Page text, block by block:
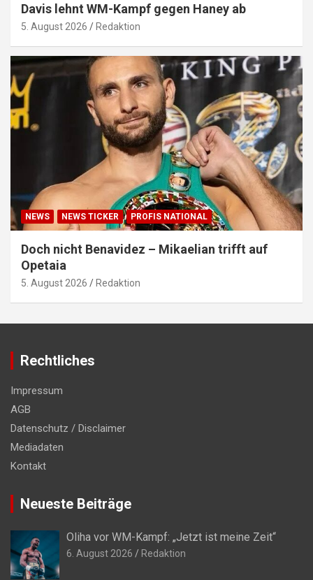
Davis lehnt WM-Kampf gegen Haney ab
5. August 2026 Redaktion
NEWS NEWS TICKER PROFIS NATIONAL
Doch nicht Benavidez – Mikaelian trifft auf
Opetaia
5. August 2026 Redaktion
Rechtliches
Impressum
AGB
Datenschutz / Disclaimer
Mediadaten
Kontakt
Neueste Beiträge
Oliha vor WM-Kampf: „Jetzt ist meine Zeit“
6. August 2026 Redaktion